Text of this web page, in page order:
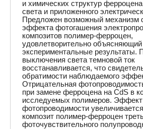
и химических структур
света и приложенного
Предложен возможный механизм
эффекта фотогашения
композитов полимер-ферроцен,
удовлетворительно объясняющий
экспериментальные результаты.
выключения света темновой ток
восстанавливается, что
обратимости наблюдаемого
Отрицательная
при замене ферроцена на CdS в
исследуемых полимеров. Эффект
фотопроводимости
композит полимер-ферроцен
фоточувствительного